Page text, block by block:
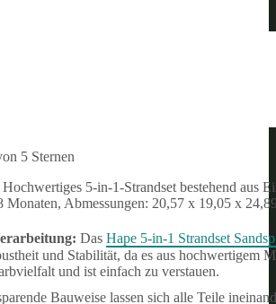
5 Sternen
Hochwertiges 5-in-1-Strandset bestehend aus
Monaten, Abmessungen: 20,57 x 19,05 x
Das Hape 5-in-1 Strandset
und Stabilität, da es aus hochwertigem
und ist einfach zu verstauen.
Bauweise lassen sich alle Teile